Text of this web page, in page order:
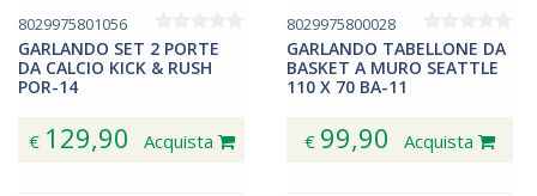
8029975801056
GARLANDO SET 2 PORTE
DA CALCIO KICK & RUSH
POR-14
€ 129,90 Acquista
8029975800028
GARLANDO TABELLONE DA
BASKET A MURO SEATTLE
110 X 70 BA-11
€ 99,90 Acquista